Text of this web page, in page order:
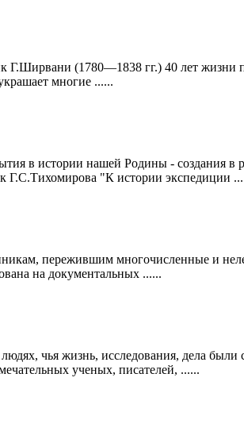
Г.Ширвани (1780—1838 гг.) 40 лет жизни
многие ......
в истории нашей Родины - создания
"К истории экспедиции
пережившим многочисленные и
на документальных ......
чья жизнь, исследования, дела
ученых, писателей, ......